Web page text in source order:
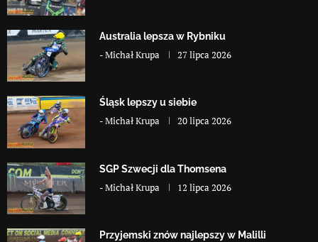
Australia lepsza w Rybniku
-Michał Krupa 27 lipca 2026
Śląsk lepszy u siebie
-Michał Krupa 20 lipca 2026
SGP Szwecji dla Thomsena
-Michał Krupa 12 lipca 2026
Przyjemski znów najlepszy w Malilli